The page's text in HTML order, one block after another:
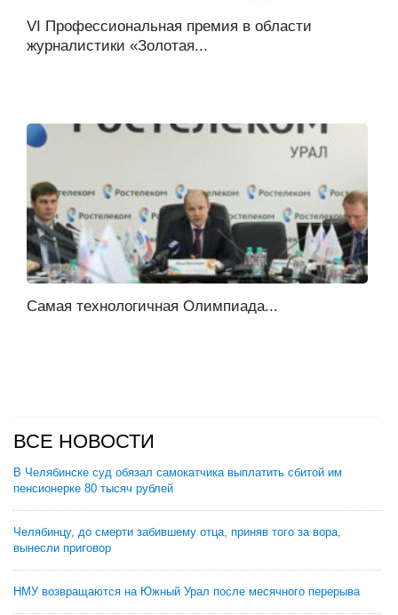
VI Профессиональная премия в области
журналистики «Золотая...
Самая технологичная Олимпиада...
ВСЕ НОВОСТИ
В Челябинске суд обязал самокатчика выплатить сбитой им
пенсионерке 80 тысяч рублей
Челябинцу, до смерти забившему отца, приняв того за вора,
вынесли приговор
НМУ возвращаются на Южный Урал после месячного перерыва